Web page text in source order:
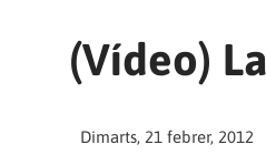
(Vídeo)
Dimarts, 21 febrer, 2012